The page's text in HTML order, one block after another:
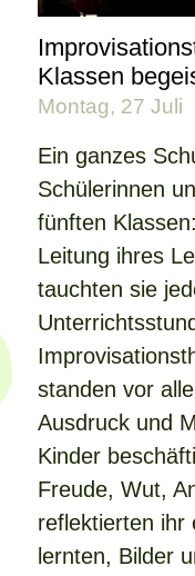
Klassen
Montag, 27 Juli
Ein ganzes
Schülerinnen
fünften
Leitung ihres
tauchten sie
standen vor
Ausdruck und
Kinder
Freude, Wut,
reflektierten ihr
lernten, Bilder